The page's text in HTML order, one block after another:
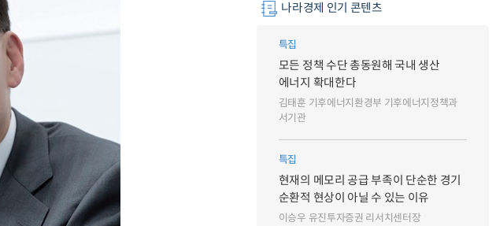
나라경제 인기 콘텐츠
특집
모든 정책 수단 총동원해 국내 생산
에너지 확대한다
김태훈 기후에너지환경부 기후에너지정책과
서기관
특집
현재의 메모리 공급 부족이 단순한 경기
순환적 현상이 아닐 수 있는 이유
이승우 유진투자증권 리서치센터장